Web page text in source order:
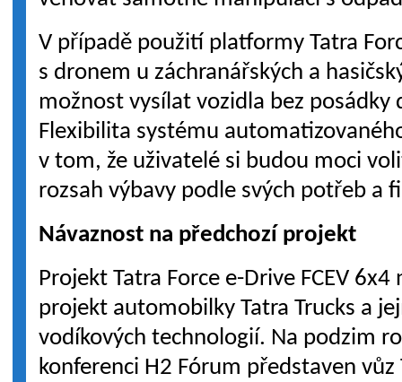
V případě použití platformy Tatra
s dronem u záchranářských a
možnost vysílat vozidla bez posádky
Flexibilita systému
v tom, že uživatelé si budou moci
rozsah výbavy podle svých potřeb a
Návaznost na předchozí projekt
Projekt Tatra Force e-Drive FCEV
projekt automobilky Tatra Trucks a
vodíkových technologií. Na podzim
konferenci H2 Fórum představen vůz